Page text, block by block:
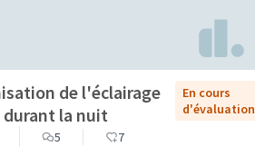
de l'éclairage
durant la nuit
En cours
d'évaluation
5 7